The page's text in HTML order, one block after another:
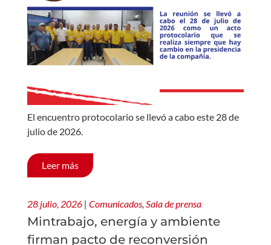
El encuentro protocolario se llevó a cabo este 28 de
julio de 2026.
Leer más
28 julio, 2026 | Comunicados Sala de prensa
Mintrabajo, energía y ambiente
firman pacto de reconversión